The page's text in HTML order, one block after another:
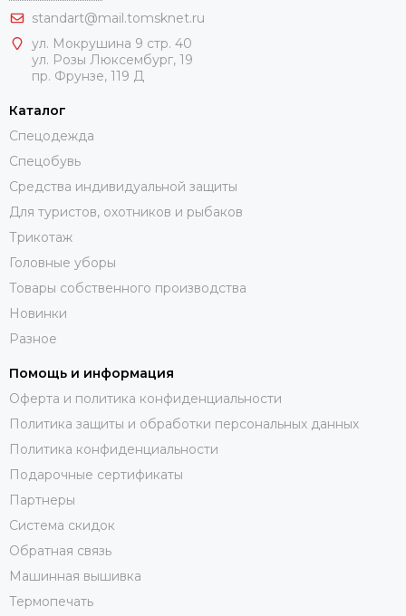
standart@mail.tomsknet.ru
ул. Мокрушина 9 стр. 40
ул. Розы Люксембург, 19
пр. Фрунзе, 119 Д
Каталог
Спецодежда
Спецобувь
Средства индивидуальной защиты
Для туристов, охотников и рыбаков
Трикотаж
Головные уборы
Товары собственного производства
Новинки
Разное
Помощь и информация
Оферта и политика конфиденциальности
Политика защиты и обработки персональных данных
Политика конфиденциальности
Подарочные сертификаты
Партнеры
Система скидок
Обратная связь
Машинная вышивка
Термопечать